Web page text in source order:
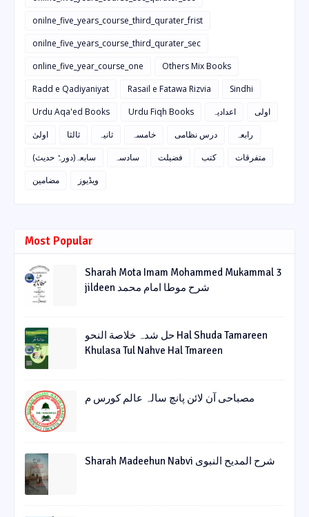
onilne_five_years_course_third_qurater_frist
onilne_five_years_course_third_qurater_sec
online_five_year_course_one
Others Mix Books
Radd e Qadiyaniyat
Rasail e Fatawa Rizvia
Sindhi
Urdu Aqa'ed Books
Urdu Fiqh Books اعدادیہ
اولی
اولیٰ
ثالثا ثانیہ خامسہ درس نظامی
رابعہ
سابعہ(دورہٌ حدیث)
سادسہ فضیلت کتب
متفرقات
مضامین
ویڈیوز
Most Popular
Sharah Mota Imam Mohammed Mukammal 3
jildeen شرح موطا امام محمد
حل شدہ خلاصة النحو Hal Shuda Tamareen
Khulasa Tul Nahve Hal Tmareen
مصباحی آن لائن پانچ سالہ عالم کورس م
Sharah Madeehun Nabvi شرح المدیح النبوی